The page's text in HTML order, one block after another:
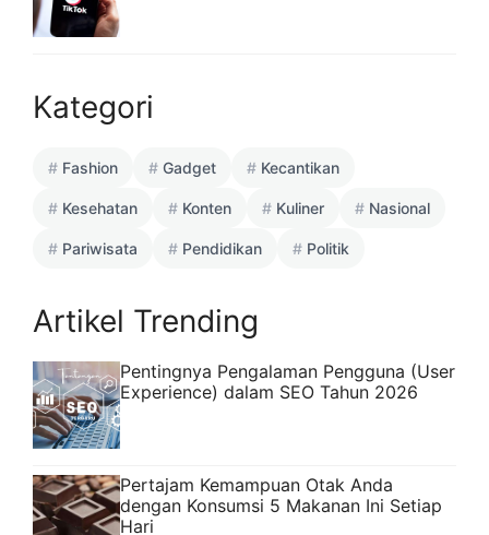
Kategori
Fashion Gadget Kecantikan
Kesehatan Konten Kuliner Nasional
Pariwisata Pendidikan Politik
Artikel Trending
Pentingnya Pengalaman Pengguna (User
Experience) dalam SEO Tahun 2026
Pertajam Kemampuan Otak Anda
dengan Konsumsi 5 Makanan Ini Setiap
Hari